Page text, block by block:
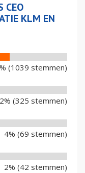
CEO
KLM EN
(1039 stemmen)
(325 stemmen)
4% (69 stemmen)
2% (42 stemmen)